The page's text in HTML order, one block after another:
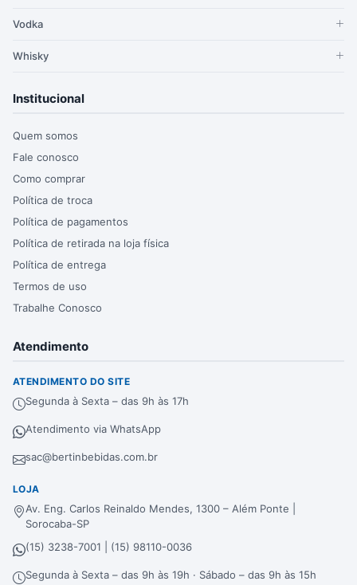
Vodka
Whisky
Institucional
Quem somos
Fale conosco
Como comprar
Política de troca
Política de pagamentos
Política de retirada na loja física
Política de entrega
Termos de uso
Trabalhe Conosco
Atendimento
ATENDIMENTO DO SITE
Segunda à Sexta – das 9h às 17h
Atendimento via WhatsApp
sac@bertinbebidas.com.br
LOJA
Av. Eng. Carlos Reinaldo Mendes, 1300 – Além Ponte |
Sorocaba-SP
(15) 3238-7001 | (15) 98110-0036
Segunda à Sexta – das 9h às 19h · Sábado – das 9h às 15h